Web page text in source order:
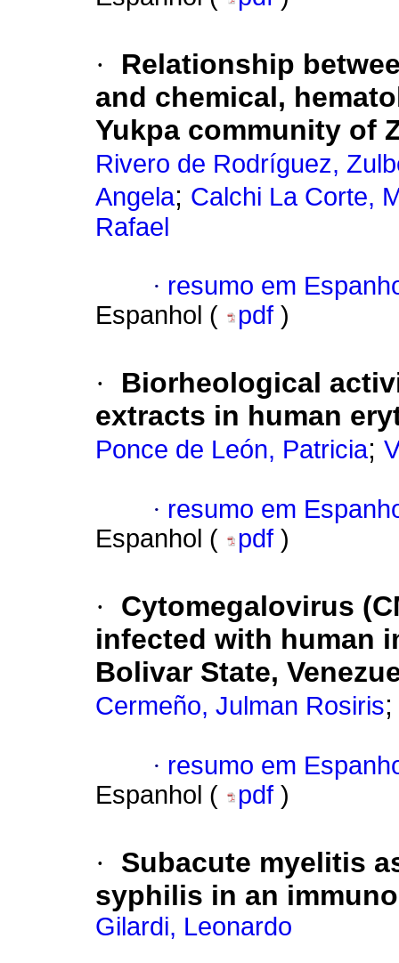
·
Relationship
and chemical,
Yukpa community of
Rivero de Rodríguez,
Angela; Calchi La Corte,
Rafael
· resumo em
Espanhol (
pdf )
·
Biorheological
extracts in human
Ponce de León, Patricia;
· resumo em
Espanhol (
pdf )
·
Cytomegalovirus
infected with human
Bolivar State,
Cermeño, Julman Rosiris
· resumo em
Espanhol (
pdf )
·
Subacute myelitis
syphilis in an
Gilardi, Leonardo